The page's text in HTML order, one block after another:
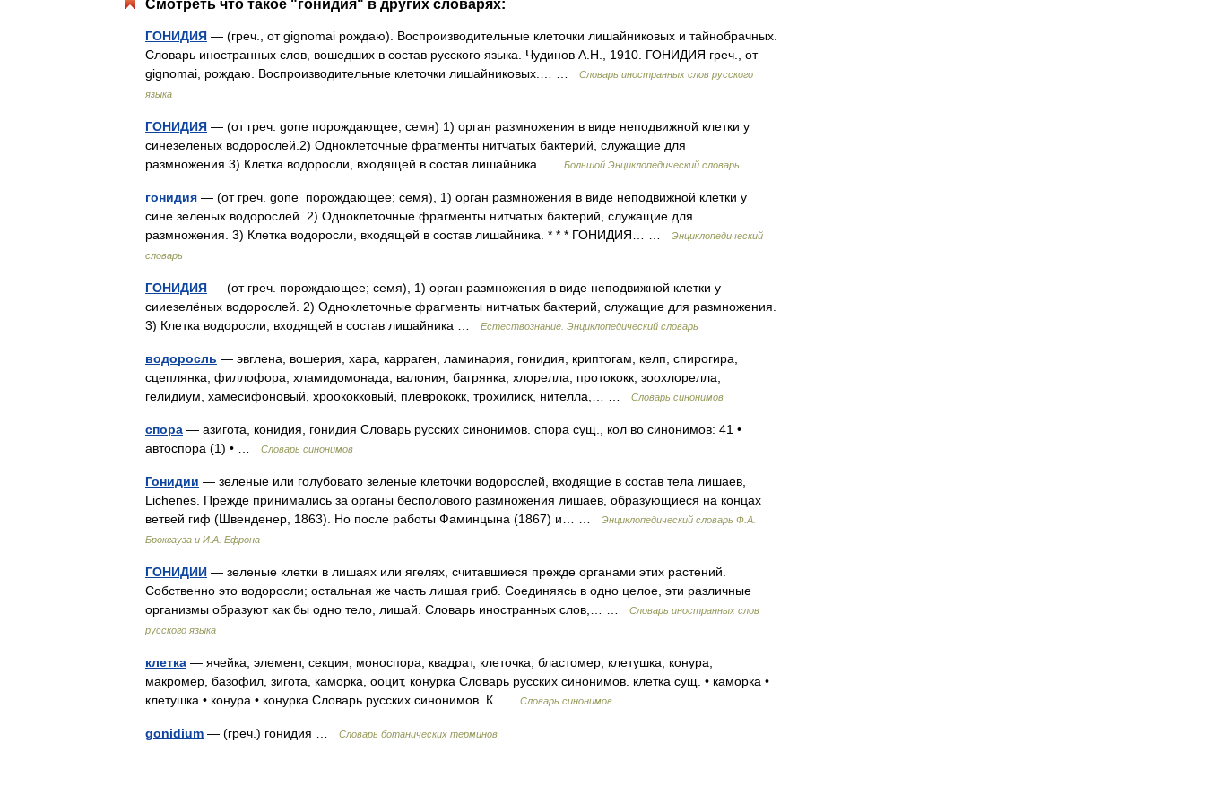
Смотреть что такое "гонидия" в других словарях:
ГОНИДИЯ — (греч., от gignomai рождаю). Воспроизводительные клеточки лишайниковых и тайнобрачных.
Словарь иностранных слов, вошедших в состав русского языка. Чудинов А.Н., 1910. ГОНИДИЯ греч., от
gignomai, рождаю. Воспроизводительные клеточки лишайниковых.… …
Словарь иностранных слов русского
языка
ГОНИДИЯ — (от греч. gone порождающее; семя) 1) орган размножения в виде неподвижной клетки у
синезеленых водорослей.2) Одноклеточные фрагменты нитчатых бактерий, служащие для
размножения.3) Клетка водоросли, входящей в состав лишайника …
Большой Энциклопедический словарь
гонидия — (от греч. gonē порождающее; семя), 1) орган размножения в виде неподвижной клетки у
сине зеленых водорослей. 2) Одноклеточные фрагменты нитчатых бактерий, служащие для
размножения. 3) Клетка водоросли, входящей в состав лишайника. * * * ГОНИДИЯ… …
Энциклопедический
словарь
ГОНИДИЯ — (от греч. порождающее; семя), 1) орган размножения в виде неподвижной клетки у
сииезелёных водорослей. 2) Одноклеточные фрагменты нитчатых бактерий, служащие для размножения.
3) Клетка водоросли, входящей в состав лишайника …
Естествознание. Энциклопедический словарь
водоросль — эвглена, вошерия, хара, карраген, ламинария, гонидия, криптогам, келп, спирогира,
сцеплянка, филлофора, хламидомонада, валония, багрянка, хлорелла, протококк, зоохлорелла,
гелидиум, хамесифоновый, хроококковый, плеврококк, трохилиск, нителла,… …
Словарь синонимов
спора — азигота, конидия, гонидия Словарь русских синонимов. спора сущ., кол во синонимов: 41 •
автоспора (1) • …
Словарь синонимов
Гонидии — зеленые или голубовато зеленые клеточки водорослей, входящие в состав тела лишаев,
Lichenes. Прежде принимались за органы бесполового размножения лишаев, образующиеся на концах
ветвей гиф (Швенденер, 1863). Но после работы Фаминцына (1867) и… …
Энциклопедический словарь Ф.А.
Брокгауза и И.А. Ефрона
ГОНИДИИ — зеленые клетки в лишаях или ягелях, считавшиеся прежде органами этих растений.
Собственно это водоросли; остальная же часть лишая гриб. Соединяясь в одно целое, эти различные
организмы образуют как бы одно тело, лишай. Словарь иностранных слов,… …
Словарь иностранных слов
русского языка
клетка — ячейка, элемент, секция; моноспора, квадрат, клеточка, бластомер, клетушка, конура,
макромер, базофил, зигота, каморка, ооцит, конурка Словарь русских синонимов. клетка сущ. • каморка •
клетушка • конура • конурка Словарь русских синонимов. К …
Словарь синонимов
gonidium — (греч.) гонидия … Словарь ботанических терминов